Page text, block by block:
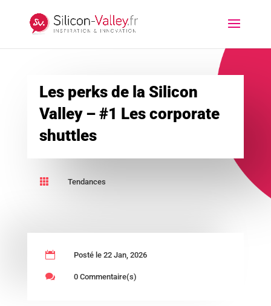
Les perks de la Silicon
Valley – #1 Les corporate
shuttles
 Tendances
 Posté le 22 Jan, 2026
 0 Commentaire(s)